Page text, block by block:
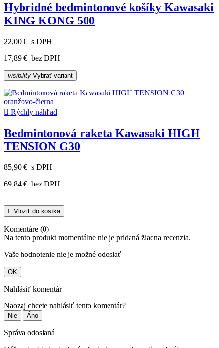
Hybridné bedmintonové košíky Kawasaki
KING KONG 500
22,00 € s DPH
17,89 € bez DPH
visibility Vybrať variant
 Rýchly náhľad
Bedmintonová raketa Kawasaki HIGH
TENSION G30
85,90 € s DPH
69,84 € bez DPH
 Vložiť do košíka
Komentáre (0)
Na tento produkt momentálne nie je pridaná žiadna recenzia.
Vaše hodnotenie nie je možné odoslať
OK
Nahlásiť komentár
Naozaj chcete nahlásiť tento komentár?
Nie Áno
Správa odoslaná